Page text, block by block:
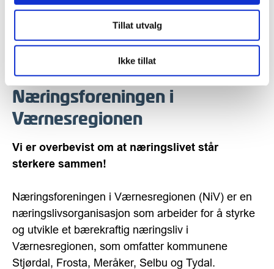
Tillat utvalg
Ikke tillat
Næringsforeningen i
Værnesregionen
Vi er overbevist om at næringslivet står
sterkere sammen!
Næringsforeningen i Værnesregionen (NiV) er en
næringslivsorganisasjon som arbeider for å styrke
og utvikle et bærekraftig næringsliv i
Værnesregionen, som omfatter kommunene
Stjørdal, Frosta, Meråker, Selbu og Tydal.